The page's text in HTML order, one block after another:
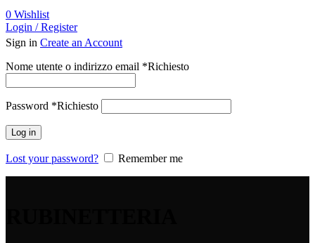
0 Wishlist
Login / Register
Sign in Create an Account
Nome utente o indirizzo email *Richiesto
Password *Richiesto
Log in
Lost your password? Remember me